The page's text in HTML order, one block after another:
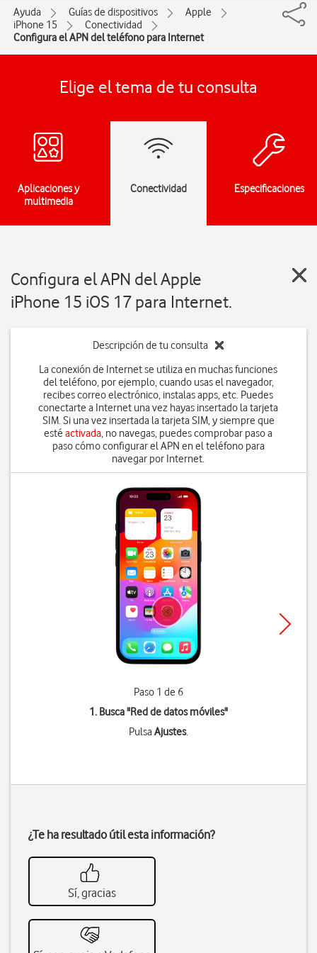
Ayuda Guías de dispositivos
Apple
iPhone 15
Conectividad
Configura el APN del teléfono para Internet
Elige el tema de tu consulta
Aplicaciones y
multimedia
Conectividad Especificaciones
Configura el APN del Apple
iPhone 15 iOS 17 para Internet.
Descripción de tu consulta
La conexión de Internet se utiliza en muchas funciones
del teléfono, por ejemplo, cuando usas el navegador,
recibes correo electrónico, instalas apps, etc. Puedes
conectarte a Internet una vez hayas insertado la tarjeta
SIM. Si una vez insertada la tarjeta SIM, y siempre que
estéactivada, no navegas, puedes comprobar paso a
paso cómo configurar el APN en el teléfono para
navegar por Internet.
Paso 1 de 6
1. Busca "Red de datos móviles"
PulsaAjustes.
¿Te ha resultado útil esta información?
Sí, gracias